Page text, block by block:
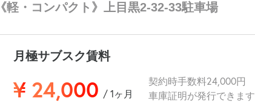
《軽・コンパクト》上目黒2-32-33駐車場
月極サブスク賃料
¥ 24,000 / 1ヶ月
契約時手数料24,000円
車庫証明が発行できます